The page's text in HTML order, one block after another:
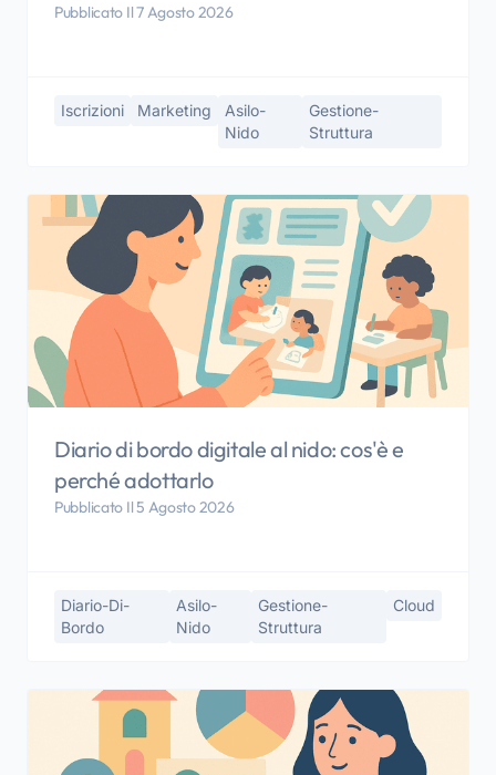
Pubblicato Il 7 Agosto 2026
Iscrizioni Marketing
Asilo-
Nido
Gestione-
Struttura
Diario di bordo digitale al nido: cos'è e
perché adottarlo
Pubblicato Il 5 Agosto 2026
Diario-Di-
Bordo
Asilo-
Nido
Gestione-
Struttura
Cloud